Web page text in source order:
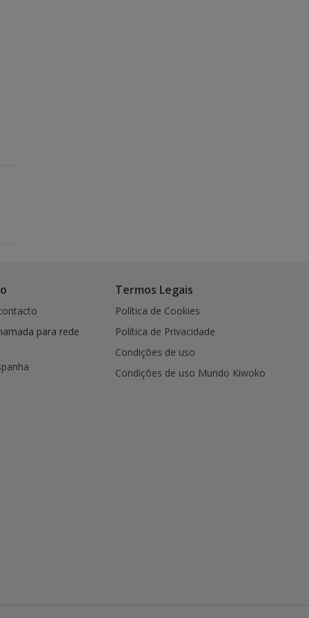
para rede
Termos Legais
Política de Cookies
Política de Privacidade
Condições de uso
Condições de uso Mundo Kiwoko